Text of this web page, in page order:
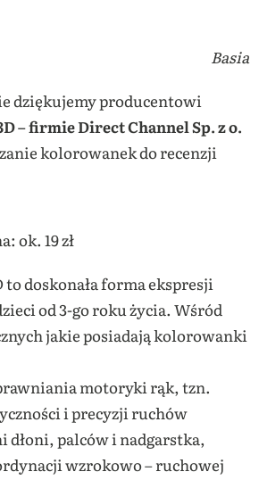
Basia
dziękujemy producentowi
– firmie Direct Channel Sp. z o.
kolorowanek do recenzji
ok. 19 zł
doskonała forma ekspresji
od 3-go roku życia. Wśród
jakie posiadają kolorowanki
motoryki rąk, tzn.
i precyzji ruchów
dłoni, palców i nadgarstka,
wzrokowo – ruchowej